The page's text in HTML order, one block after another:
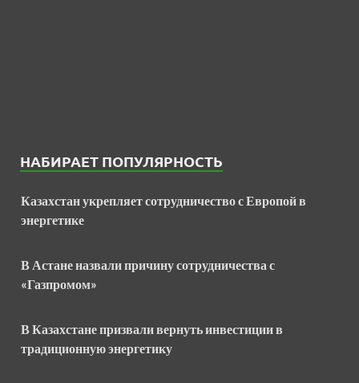
НАБИРАЕТ ПОПУЛЯРНОСТЬ
Казахстан укрепляет сотрудничество с Европой в
энергетике
В Астане назвали причину сотрудничества с
«Газпромом»
В Казахстане призвали вернуть инвестиции в
традиционную энергетику